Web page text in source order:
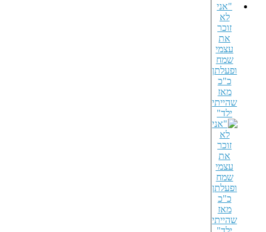
"אני
לא
זוכר
את
עצמי
שמח
ופעלתן
כ"כ
מאז
שהייתי
ילד"